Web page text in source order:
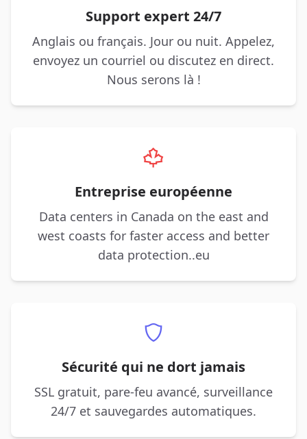
Support expert 24/7
Anglais ou français. Jour ou nuit. Appelez,
envoyez un courriel ou discutez en direct.
Nous serons là !
Entreprise européenne
Data centers in Canada on the east and
west coasts for faster access and better
data protection..eu
Sécurité qui ne dort jamais
SSL gratuit, pare-feu avancé, surveillance
24/7 et sauvegardes automatiques.